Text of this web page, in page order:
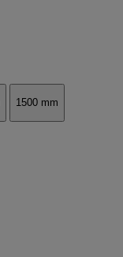
1500 mm